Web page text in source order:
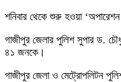
শনিবার থেকে শুরু হওয়া
গাজীপুর জেলার পুলিশ সুপার ড.
৪১ জনকে।
গাজীপুর জেলা ও মেট্রোপলিটন